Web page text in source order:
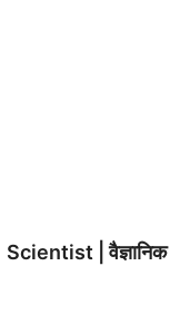
Scientist | वैज्ञानिक